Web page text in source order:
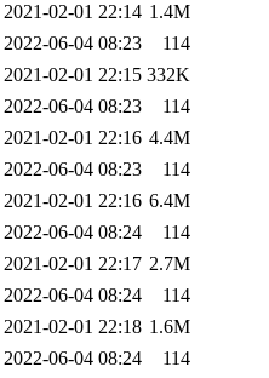
2021-02-01 22:14 1.4M
2022-06-04 08:23
114
2021-02-01 22:15 332K
2022-06-04 08:23
114
2021-02-01 22:16 4.4M
2022-06-04 08:23
114
2021-02-01 22:16 6.4M
2022-06-04 08:24
114
2021-02-01 22:17 2.7M
2022-06-04 08:24
114
2021-02-01 22:18 1.6M
2022-06-04 08:24
114